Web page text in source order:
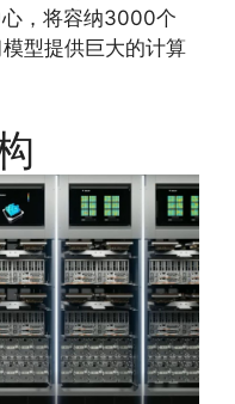
，将容纳3000个
型提供巨大的计算